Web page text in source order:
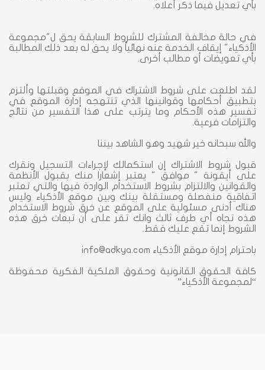
بأي تعديل فيما ذكر أعلاه.
في حالة مخالفة المشترك للشروط السابقة يحق ل"مجموعة
الأذكياء" إيقاف الخدمة عنه نهائياً ولا يحق له بعد ذلك المطالبة
بأي تعويضات أو مطالب أخرى.
لقد اطلعت على شروط الاشتراك في الموقع وقبلتها وألتزم
بتطبيق أحكامها وقوانينها الذي تنتهجه إدارة الموقع في
تفسير هذه الأحكام وما يترتب على هذا التفسير من نتائج
والتزامات فرعية.
والله سبحانه خير شهيد وهو الشاهد بيننا
قبول شروط الاشتراك إن استكمالك لإجراءات التسجيل ونقرك
على أيقونة " موافق " يعتبر إشعارا منك بقبول الأنظمة
والقوانين والالتزام بشروط الاستخدام الواردة فيها والتي تعتبر
اتفاقية منفصلة ومستقلة بينك وبين موقع الأذكياء وليس
هناك أدنى مسئولية على الموقع عن خرق شروط الاستخدام
هذه تجاه أي طرف ثالث وانك تقر على أن تبعات خرق هذه
الشروط إنما تقع عليك فقط.
باحترام إدارة موقع الأذكياء info@adkya.com
كافة الحقوق القانونية وحقوق الملكية الفكرية محفوظة
“لمجموعة الأذكياء”